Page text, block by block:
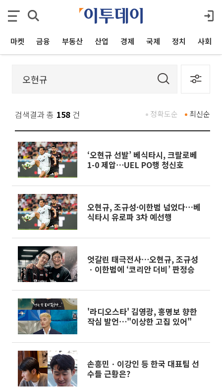
마켓 금융 부동산 산업 경제 국제 정치 사회
검색결과 총 158 건 최신순
정확도순
‘오현규 선발’ 베식타시, 크랄로베
1-0 제압⋯UEL PO행 청신호
오현규, 조규성·이한범 넘었다…베
식타시 유로파 3차 예선행
엇갈린 태극전사⋯오현규, 조규성
ㆍ이한범에 ‘코리안 더비’ 판정승
'라디오스타' 김영광, 홍명보 향한
작심 발언⋯"이상한 고집 있어"
손흥민ㆍ이강인 등 한국 대표팀 선
수들 근황은?